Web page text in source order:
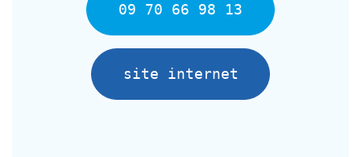
09 70 66 98 13
site internet